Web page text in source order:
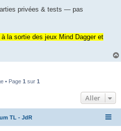
privées & tests — pas
la sortie des jeux Mind Dagger et
• Page 1 sur 1
Aller
TL - JdR